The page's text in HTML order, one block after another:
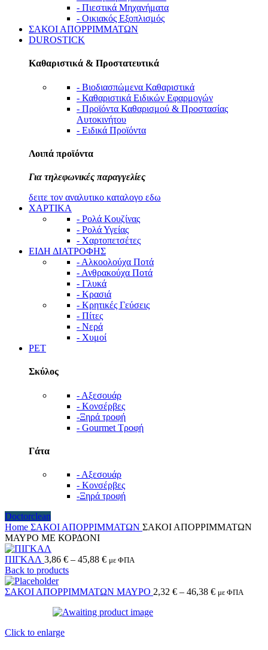
- Πιεστικά Μηχανήματα
- Οικιακός Εξοπλισμός
ΣΑΚΟΙ ΑΠΟΡΡΙΜΜΑΤΩΝ
DUROSTICK
Καθαριστικά & Προστατευτικά
- Βιοδιασπώμενα Καθαριστικά
- Καθαριστικά Ειδικών Εφαρμογών
- Προϊόντα Καθαρισμού & Προστασίας
Αυτοκινήτου
- Ειδικά Προϊόντα
Λοιπά προϊόντα
Για τηλεφωνικές παραγγελίες
δειτε τον αναλυτικο καταλογο εδω
ΧΑΡΤΙΚΑ
- Ρολά Κουζίνας
- Ρολά Υγείας
- Χαρτοπετσέτες
ΕΙΔΗ ΔΙΑΤΡΟΦΗΣ
- Αλκοολούχα Ποτά
- Ανθρακούχα Ποτά
- Γλυκά
- Κρασιά
- Κρητικές Γεύσεις
- Πίτες
- Νερά
- Χυμοί
PET
Σκύλος
- Αξεσουάρ
- Κονσέρβες
-Ξηρά τροφή
- Gourmet Τροφή
Γάτα
- Αξεσουάρ
- Κονσέρβες
-Ξηρά τροφή
Doctorclean
Home ΣΑΚΟΙ ΑΠΟΡΡΙΜΜΑΤΩΝ ΣΑΚΟΙ ΑΠΟΡΡΙΜΜΑΤΩΝ
ΜΑΥΡΟ ΜΕ ΚΟΡΔΟΝΙ
ΠΙΓΚΑΛ 3,86 € – 45,88 € με ΦΠΑ
Back to products
ΣΑΚΟΙ ΑΠΟΡΡΙΜΜΑΤΩΝ ΜΑΥΡΟ 2,32 € – 46,38 € με ΦΠΑ
Click to enlarge